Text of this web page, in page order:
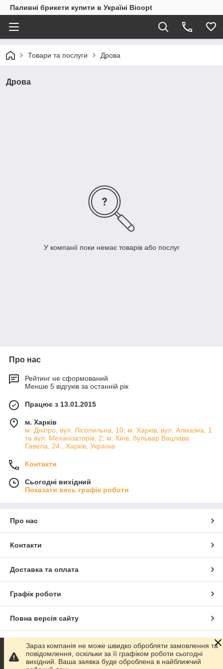
Паливні брикети купити в Україні Bioopt
Товари та послуги Дрова
Дрова
У компанії поки немає товарів або послуг
Про нас
Рейтинг не сформований
Менше 5 відгуків за останній рік
Працює з 13.01.2015
м. Харків
м. Дніпро, вул. Лісопильна, 10; м. Харків, вул. Алмазна, 1
та вул. Механізаторів, 2; м. Київ, бульвар Вацлава
Гавела, 24., Харків, Україна
Контакти
Сьогодні вихідний
Показати весь графік роботи
Про нас
Контакти
Доставка та оплата
Графік роботи
Повна версія сайту
Сайт створено на маркетплейсіProm.ua
Політика конфіденційності
Зараз компанія не може швидко обробляти замовлення та
повідомлення, оскільки за її графіком роботи сьогодні
вихідний. Ваша заявка буде оброблена в найближчий